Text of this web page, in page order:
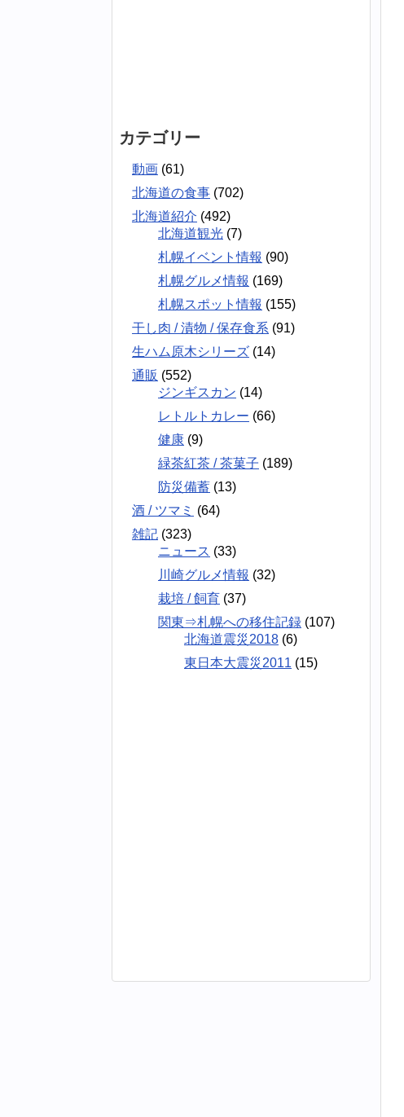
カテゴリー
動画 (61)
北海道の食事 (702)
北海道紹介 (492)
北海道観光 (7)
札幌イベント情報 (90)
札幌グルメ情報 (169)
札幌スポット情報 (155)
干し肉 / 漬物 / 保存食系 (91)
生ハム原木シリーズ (14)
通販 (552)
ジンギスカン (14)
レトルトカレー (66)
健康 (9)
緑茶紅茶 / 茶菓子 (189)
防災備蓄 (13)
酒 / ツマミ (64)
雑記 (323)
ニュース (33)
川崎グルメ情報 (32)
栽培 / 飼育 (37)
関東⇒札幌への移住記録 (107)
北海道震災2018 (6)
東日本大震災2011 (15)